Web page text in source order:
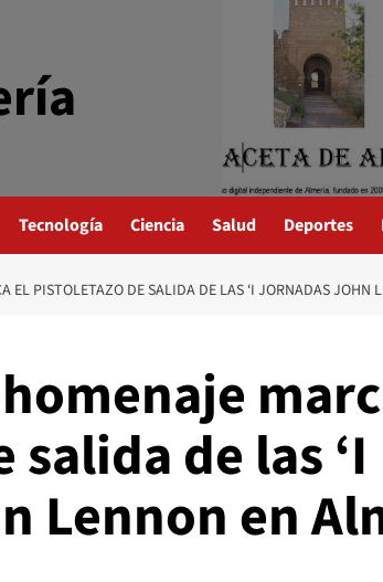
Tecnología Ciencia Salud Deportes
EL PISTOLETAZO DE SALIDA DE LAS ‘I JORNADAS JOHN
de las ‘I
Lennon en